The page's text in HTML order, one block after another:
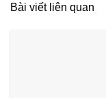
Bài viết liên quan